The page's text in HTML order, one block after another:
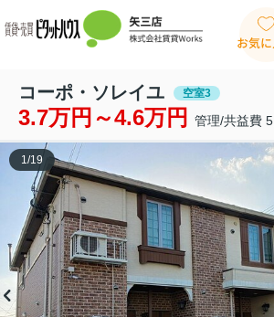
お気
コーポ・ソレイユ 空室3
3.7万円～4.6万円 管理/共益費
1/19